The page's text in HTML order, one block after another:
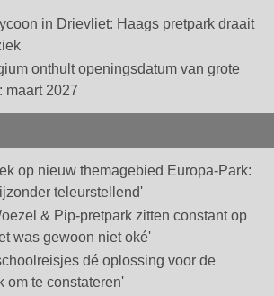
in Drievliet: Haags pretpark draait
onthult openingsdatum van grote
maart 2027
op nieuw themagebied Europa-Park:
teleurstellend'
& Pip-pretpark zitten constant op
was gewoon niet oké'
dé oplossing voor de
om te constateren'